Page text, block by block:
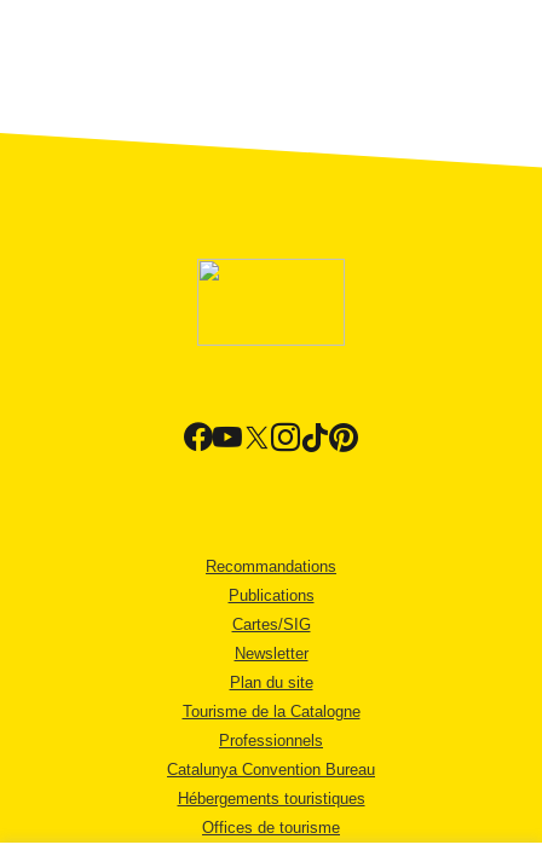
Recommandations
Publications
Cartes/SIG
Newsletter
Plan du site
Tourisme de la Catalogne
Professionnels
Catalunya Convention Bureau
Hébergements touristiques
Offices de tourisme